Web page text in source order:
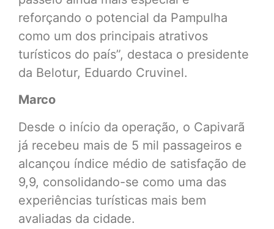
reforçando o potencial da Pampulha
como um dos principais atrativos
turísticos do país”, destaca o presidente
da Belotur, Eduardo Cruvinel.
Marco
Desde o início da operação, o Capivarã
já recebeu mais de 5 mil passageiros e
alcançou índice médio de satisfação de
9,9, consolidando-se como uma das
experiências turísticas mais bem
avaliadas da cidade.